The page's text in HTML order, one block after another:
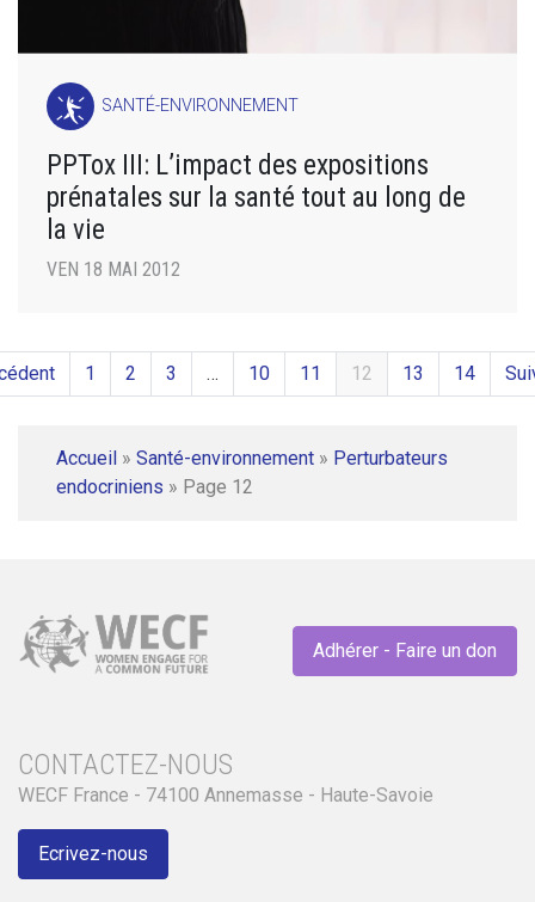
SANTÉ-ENVIRONNEMENT
PPTox III: L’impact des expositions
prénatales sur la santé tout au long de
la vie
VEN 18 MAI 2012
1 2 3 … 10 11 12 13 14
Accueil » Santé-environnement » Perturbateurs
endocriniens » Page 12
Adhérer - Faire un don
CONTACTEZ-NOUS
WECF France - 74100 Annemasse - Haute-Savoie
Ecrivez-nous